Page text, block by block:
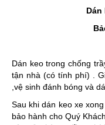
Dán
Dán keo trong chống
tận nhà (có tính phí) .
,vệ sinh đánh bóng và
Sau khi dán keo xe
bảo hành cho Quý